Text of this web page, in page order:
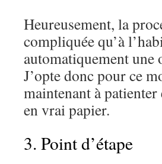
Heureusement, la
compliquée qu’à
automatiquement une
J’opte donc pour ce
maintenant à
en vrai papier.
3. Point d’étape